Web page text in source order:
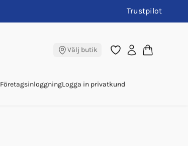
Trustpilot
Välj butik
FöretagsinloggningLogga in privatkund